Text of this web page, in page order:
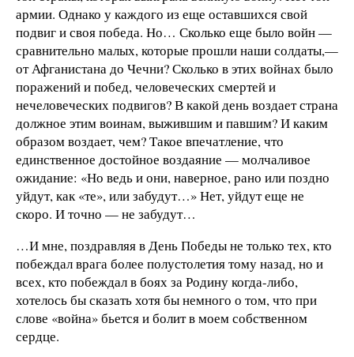
армии. Однако у каждого из еще оставшихся свой
подвиг и своя победа. Но… Сколько еще было войн —
сравнительно малых, которые прошли наши солдаты,—
от Афганистана до Чечни? Сколько в этих войнах было
поражений и побед, человеческих смертей и
нечеловеческих подвигов? В какой день воздает страна
должное этим воинам, выжившим и павшим? И каким
образом воздает, чем? Такое впечатление, что
единственное достойное воздаяние — молчаливое
ожидание: «Но ведь и они, наверное, рано или поздно
уйдут, как «те», или забудут…» Нет, уйдут еще не
скоро. И точно — не забудут…
…И мне, поздравляя в День Победы не только тех, кто
побеждал врага более полустолетия тому назад, но и
всех, кто побеждал в боях за Родину когда-либо,
хотелось бы сказать хотя бы немного о том, что при
слове «война» бьется и болит в моем собственном
сердце.